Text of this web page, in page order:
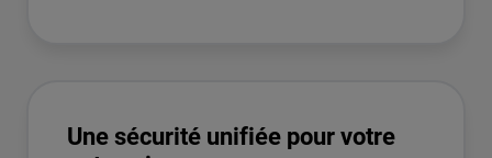
Une sécurité unifiée pour votre